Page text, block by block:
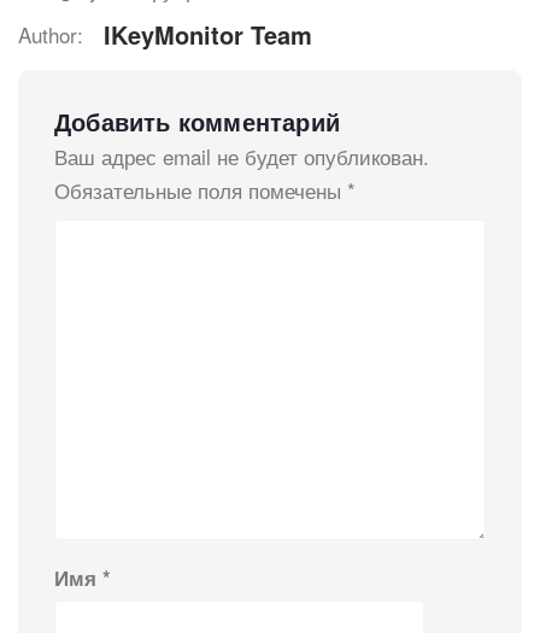
Author:
IKeyMonitor Team
Добавить комментарий
Ваш адрес email не будет опубликован.
Обязательные поля помечены *
Имя *